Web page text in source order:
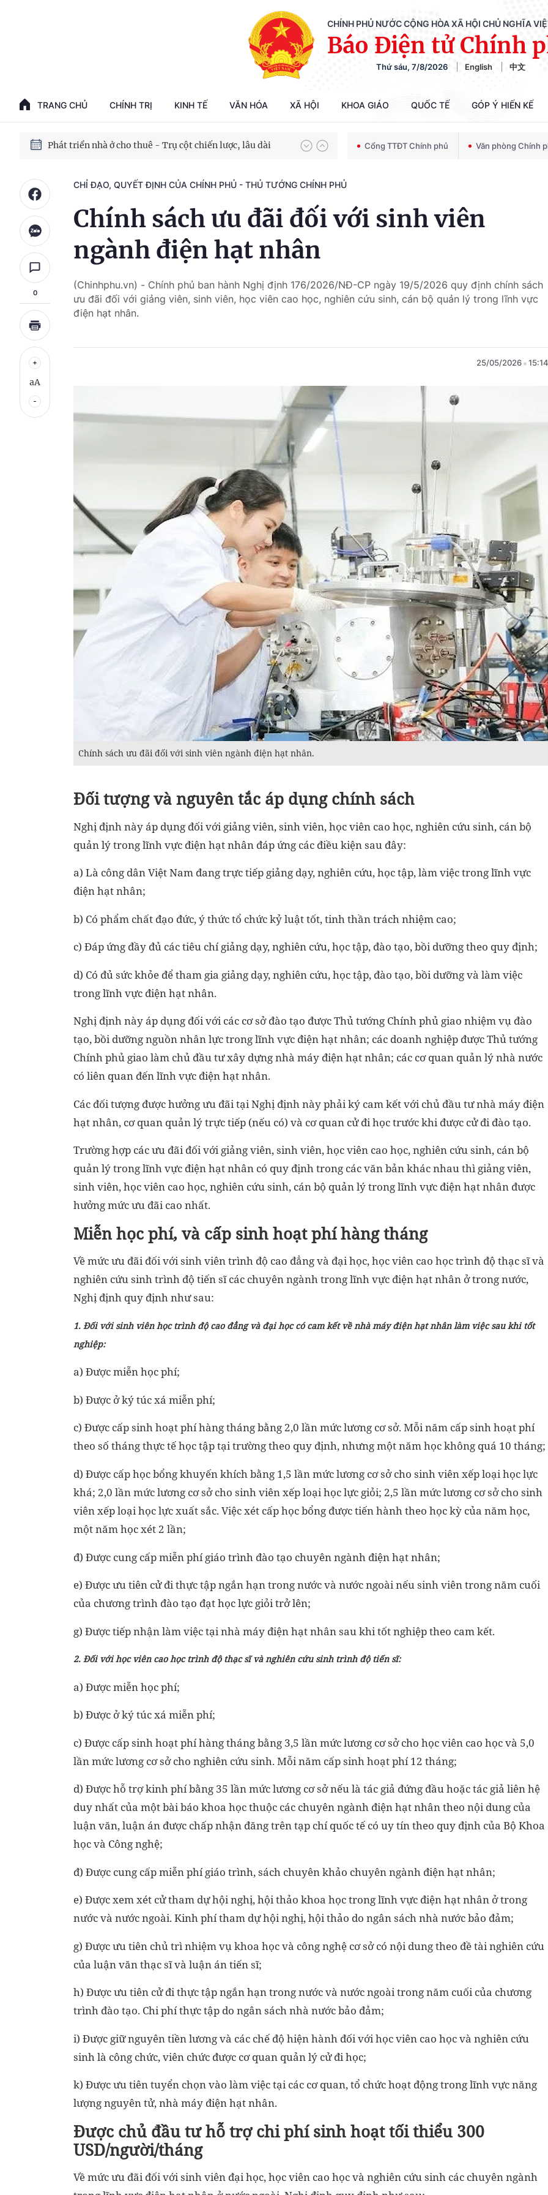
CHÍNH PHỦ NƯỚC CỘNG HÒA XÃ HỘI CHỦ NGHĨA
Báo Điện tử Chính
Thứ sáu, 7/8/2026 English 中文
TRANG CHỦ CHÍNH TRỊ KINH TẾ VĂN HÓA XÃ HỘI KHOA GIÁO QUỐC TẾ GÓP Ý HIẾN KẾ
Phát triển kinh tế nhà nước trong kỷ nguyên mới
Chiến dịch 500 ngày đêm tìm kiếm, quy tập và xác định danh tính hài cốt liệt sĩ
Bảo vệ nền tảng tư tưởng của Đảng trong kỷ nguyên phát triển mới
Phát triển nhà ở cho thuê - Trụ cột chiến lược, lâu dài Cổng TTĐT Chính phủ Văn phòng Chính
0
aA
CHỈ ĐẠO, QUYẾT ĐỊNH CỦA CHÍNH PHỦ - THỦ TƯỚNG CHÍNH PHỦ
Chính sách ưu đãi đối với sinh viên
ngành điện hạt nhân
(Chinhphu.vn) - Chính phủ ban hành Nghị định 176/2026/NĐ-CP ngày 19/5/2026 quy định chính sách
ưu đãi đối với giảng viên, sinh viên, học viên cao học, nghiên cứu sinh, cán bộ quản lý trong lĩnh vực
điện hạt nhân.
25/05/2026 15:14
Chính sách ưu đãi đối với sinh viên ngành điện hạt nhân.
Đối tượng và nguyên tắc áp dụng chính sách
Nghị định này áp dụng đối với giảng viên, sinh viên, học viên cao học, nghiên cứu sinh, cán bộ
quản lý trong lĩnh vực điện hạt nhân đáp ứng các điều kiện sau đây:
a) Là công dân Việt Nam đang trực tiếp giảng dạy, nghiên cứu, học tập, làm việc trong lĩnh vực
điện hạt nhân;
b) Có phẩm chất đạo đức, ý thức tổ chức kỷ luật tốt, tinh thần trách nhiệm cao;
c) Đáp ứng đầy đủ các tiêu chí giảng dạy, nghiên cứu, học tập, đào tạo, bồi dưỡng theo quy định;
d) Có đủ sức khỏe để tham gia giảng dạy, nghiên cứu, học tập, đào tạo, bồi dưỡng và làm việc
trong lĩnh vực điện hạt nhân.
Nghị định này áp dụng đối với các cơ sở đào tạo được Thủ tướng Chính phủ giao nhiệm vụ đào
tạo, bồi dưỡng nguồn nhân lực trong lĩnh vực điện hạt nhân; các doanh nghiệp được Thủ tướng
Chính phủ giao làm chủ đầu tư xây dựng nhà máy điện hạt nhân; các cơ quan quản lý nhà nước
có liên quan đến lĩnh vực điện hạt nhân.
Các đối tượng được hưởng ưu đãi tại Nghị định này phải ký cam kết với chủ đầu tư nhà máy điện
hạt nhân, cơ quan quản lý trực tiếp (nếu có) và cơ quan cử đi học trước khi được cử đi đào tạo.
Trường hợp các ưu đãi đối với giảng viên, sinh viên, học viên cao học, nghiên cứu sinh, cán bộ
quản lý trong lĩnh vực điện hạt nhân có quy định trong các văn bản khác nhau thì giảng viên,
sinh viên, học viên cao học, nghiên cứu sinh, cán bộ quản lý trong lĩnh vực điện hạt nhân được
hưởng mức ưu đãi cao nhất.
Miễn học phí, và cấp sinh hoạt phí hàng tháng
Về mức ưu đãi đối với sinh viên trình độ cao đẳng và đại học, học viên cao học trình độ thạc sĩ và
nghiên cứu sinh trình độ tiến sĩ các chuyên ngành trong lĩnh vực điện hạt nhân ở trong nước,
Nghị định quy định như sau:
1. Đối với sinh viên học trình độ cao đẳng và đại học có cam kết về nhà máy điện hạt nhân làm việc sau khi tốt
nghiệp:
a) Được miễn học phí;
b) Được ở ký túc xá miễn phí;
c) Được cấp sinh hoạt phí hàng tháng bằng 2,0 lần mức lương cơ sở. Mỗi năm cấp sinh hoạt phí
theo số tháng thực tế học tập tại trường theo quy định, nhưng một năm học không quá 10 tháng;
d) Được cấp học bổng khuyến khích bằng 1,5 lần mức lương cơ sở cho sinh viên xếp loại học lực
khá; 2,0 lần mức lương cơ sở cho sinh viên xếp loại học lực giỏi; 2,5 lần mức lương cơ sở cho sinh
viên xếp loại học lực xuất sắc. Việc xét cấp học bổng được tiến hành theo học kỳ của năm học,
một năm học xét 2 lần;
đ) Được cung cấp miễn phí giáo trình đào tạo chuyên ngành điện hạt nhân;
e) Được ưu tiên cử đi thực tập ngắn hạn trong nước và nước ngoài nếu sinh viên trong năm cuối
của chương trình đào tạo đạt học lực giỏi trở lên;
g) Được tiếp nhận làm việc tại nhà máy điện hạt nhân sau khi tốt nghiệp theo cam kết.
2. Đối với học viên cao học trình độ thạc sĩ và nghiên cứu sinh trình độ tiến sĩ:
a) Được miễn học phí;
b) Được ở ký túc xá miễn phí;
c) Được cấp sinh hoạt phí hàng tháng bằng 3,5 lần mức lương cơ sở cho học viên cao học và 5,0
lần mức lương cơ sở cho nghiên cứu sinh. Mỗi năm cấp sinh hoạt phí 12 tháng;
d) Được hỗ trợ kinh phí bằng 35 lần mức lương cơ sở nếu là tác giả đứng đầu hoặc tác giả liên hệ
duy nhất của một bài báo khoa học thuộc các chuyên ngành điện hạt nhân theo nội dung của
luận văn, luận án được chấp nhận đăng trên tạp chí quốc tế có uy tín theo quy định của Bộ Khoa
học và Công nghệ;
đ) Được cung cấp miễn phí giáo trình, sách chuyên khảo chuyên ngành điện hạt nhân;
e) Được xem xét cử tham dự hội nghị, hội thảo khoa học trong lĩnh vực điện hạt nhân ở trong
nước và nước ngoài. Kinh phí tham dự hội nghị, hội thảo do ngân sách nhà nước bảo đảm;
g) Được ưu tiên chủ trì nhiệm vụ khoa học và công nghệ cơ sở có nội dung theo đề tài nghiên cứu
của luận văn thạc sĩ và luận án tiến sĩ;
h) Được ưu tiên cử đi thực tập ngắn hạn trong nước và nước ngoài trong năm cuối của chương
trình đào tạo. Chi phí thực tập do ngân sách nhà nước bảo đảm;
i) Được giữ nguyên tiền lương và các chế độ hiện hành đối với học viên cao học và nghiên cứu
sinh là công chức, viên chức được cơ quan quản lý cử đi học;
k) Được ưu tiên tuyển chọn vào làm việc tại các cơ quan, tổ chức hoạt động trong lĩnh vực năng
lượng nguyên tử, nhà máy điện hạt nhân.
Được chủ đầu tư hỗ trợ chi phí sinh hoạt tối thiểu 300
USD/người/tháng
Về mức ưu đãi đối với sinh viên đại học, học viên cao học và nghiên cứu sinh các chuyên ngành